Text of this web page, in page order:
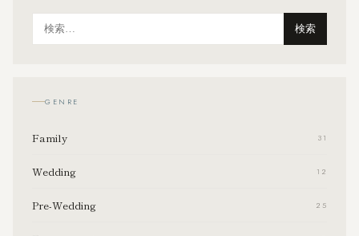
検索
GENRE
Family 31
Wedding 12
Pre-Wedding 25